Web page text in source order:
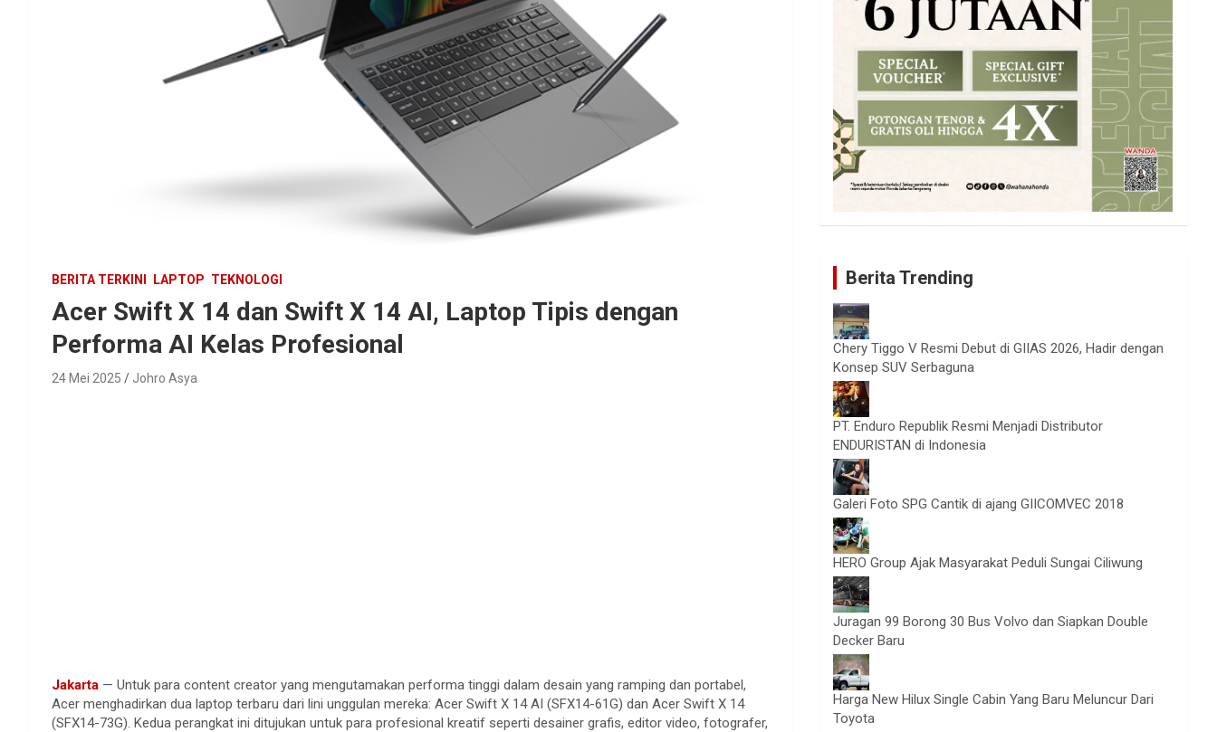
BERITA TERKINI LAPTOP TEKNOLOGI
Acer Swift X 14 dan Swift X 14 AI, Laptop Tipis dengan
Performa AI Kelas Profesional
24 Mei 2025 Johro Asya
Jakarta — Untuk para content creator yang mengutamakan performa tinggi dalam desain yang ramping dan portabel,
Acer menghadirkan dua laptop terbaru dari lini unggulan mereka: Acer Swift X 14 AI (SFX14-61G) dan Acer Swift X 14
(SFX14-73G). Kedua perangkat ini ditujukan untuk para profesional kreatif seperti desainer grafis, editor video, fotografer,
Berita Trending
Chery Tiggo V Resmi Debut di GIIAS 2026, Hadir dengan
Konsep SUV Serbaguna
PT. Enduro Republik Resmi Menjadi Distributor
ENDURISTAN di Indonesia
Galeri Foto SPG Cantik di ajang GIICOMVEC 2018
HERO Group Ajak Masyarakat Peduli Sungai Ciliwung
Juragan 99 Borong 30 Bus Volvo dan Siapkan Double
Decker Baru
Harga New Hilux Single Cabin Yang Baru Meluncur Dari
Toyota